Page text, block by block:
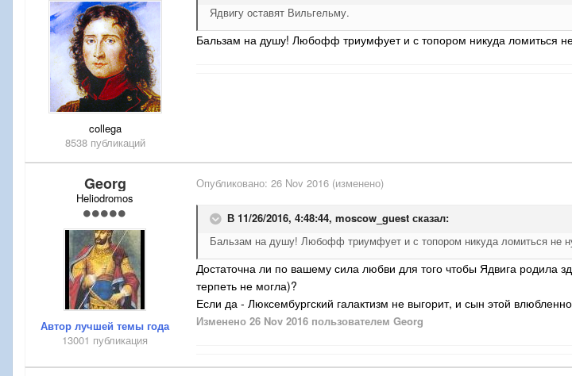
collega
8538 публикаций
Ядвигу оставят Вильгельму.
Бальзам на душу! Любофф триумфует и с топором никуда ломиться
Georg
Heliodromos
Автор лучшей темы года
13001 публикация
Опубликовано: 26 Nov 2016 (изменено)
В 11/26/2016, 4:48:44, moscow_guest сказал:
Бальзам на душу! Любофф триумфует и с топором никуда ломиться не
Достаточна ли по вашему сила любви для того чтобы Ядвига родила
терпеть не могла)?
Если да - Люксембургский галактизм не выгорит, и сын этой
Изменено 26 Nov 2016 пользователем Georg